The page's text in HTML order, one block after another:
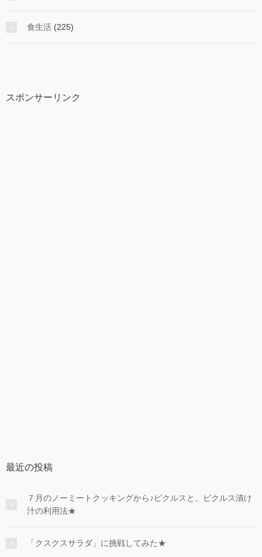
食生活 (225)
スポンサーリンク
最近の投稿
７月のノーミートクッキングから♪ピクルスと、ピクルス漬け
汁の利用法★
「クスクスサラダ」に挑戦してみた★